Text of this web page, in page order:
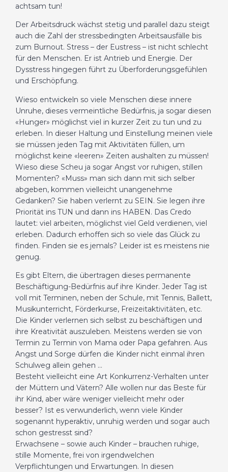
achtsam tun!
Der Arbeitsdruck wächst stetig und parallel dazu steigt
auch die Zahl der stressbedingten Arbeitsausfälle bis
zum Burnout. Stress – der Eustress – ist nicht schlecht
für den Menschen. Er ist Antrieb und Energie. Der
Dysstress hingegen führt zu Überforderungsgefühlen
und Erschöpfung.
Wieso entwickeln so viele Menschen diese innere
Unruhe, dieses vermeintliche Bedürfnis, ja sogar diesen
«Hunger» möglichst viel in kurzer Zeit zu tun und zu
erleben. In dieser Haltung und Einstellung meinen viele
sie müssen jeden Tag mit Aktivitäten füllen, um
möglichst keine «leeren» Zeiten aushalten zu müssen!
Wieso diese Scheu ja sogar Angst vor ruhigen, stillen
Momenten? «Muss» man sich dann mit sich selber
abgeben, kommen vielleicht unangenehme
Gedanken? Sie haben verlernt zu SEIN. Sie legen ihre
Priorität ins TUN und dann ins HABEN. Das Credo
lautet: viel arbeiten, möglichst viel Geld verdienen, viel
erleben. Dadurch erhoffen sich so viele das Glück zu
finden. Finden sie es jemals? Leider ist es meistens nie
genug.
Es gibt Eltern, die übertragen dieses permanente
Beschäftigung-Bedürfnis auf ihre Kinder. Jeder Tag ist
voll mit Terminen, neben der Schule, mit Tennis, Ballett,
Musikunterricht, Förderkurse, Freizeitaktivitäten, etc.
Die Kinder verlernen sich selbst zu beschäftigen und
ihre Kreativität auszuleben. Meistens werden sie von
Termin zu Termin von Mama oder Papa gefahren. Aus
Angst und Sorge dürfen die Kinder nicht einmal ihren
Schulweg allein gehen …
Besteht vielleicht eine Art Konkurrenz-Verhalten unter
der Müttern und Vätern? Alle wollen nur das Beste für
ihr Kind, aber wäre weniger vielleicht mehr oder
besser? Ist es verwunderlich, wenn viele Kinder
sogenannt hyperaktiv, unruhig werden und sogar auch
schon gestresst sind?
Erwachsene – sowie auch Kinder – brauchen ruhige,
stille Momente, frei von irgendwelchen
Verpflichtungen und Erwartungen. In diesen